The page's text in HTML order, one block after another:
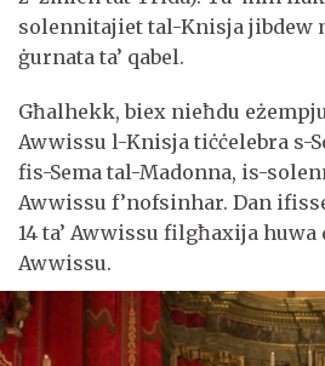
solennitajiet tal-Knisja jibdew
ġurnata ta’ qabel.
Għalhekk, biex nieħdu
Awwissu l-Knisja tiċċelebra s-
fis-Sema tal-Madonna, is-
Awwissu f’nofsinhar. Dan
14 ta’ Awwissu filgħaxija huwa
Awwissu.